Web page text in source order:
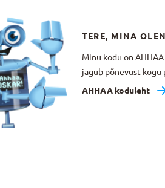
TERE, MINA
Minu kodu on
jagub põnevust kogu
AHHAA koduleht